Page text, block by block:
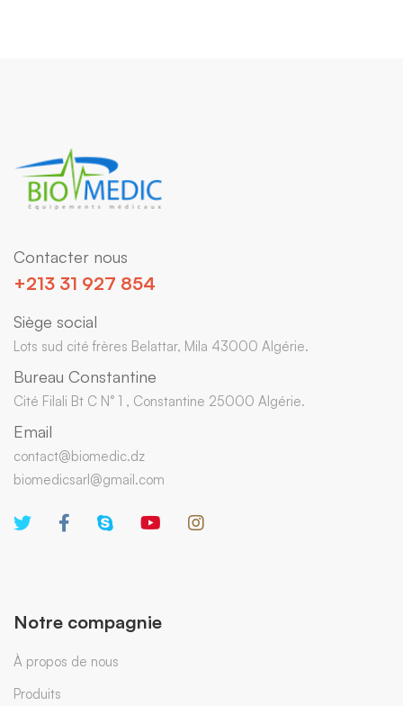
Contacter nous
+213 31 927 854
Siège social
Lots sud cité frères Belattar, Mila 43000 Algérie.
Bureau Constantine
Cité Filali Bt C N° 1 , Constantine 25000 Algérie.
Email
contact@biomedic.dz
biomedicsarl@gmail.com
Notre compagnie
À propos de nous
Produits